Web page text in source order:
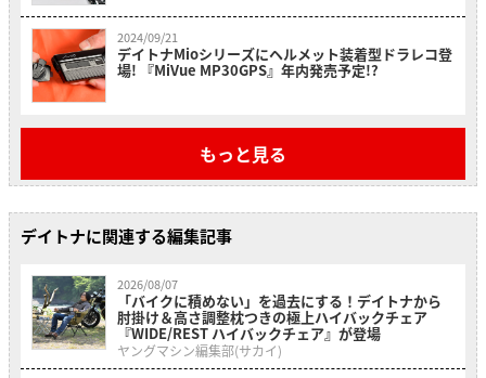
2024/09/21
デイトナMioシリーズにヘルメット装着型ドラレコ登
場! 『MiVue MP30GPS』年内発売予定!?
もっと見る
デイトナに関連する編集記事
2026/08/07
「バイクに積めない」を過去にする！デイトナから
肘掛け＆高さ調整枕つきの極上ハイバックチェア
『WIDE/REST ハイバックチェア』が登場
ヤングマシン編集部(サカイ)